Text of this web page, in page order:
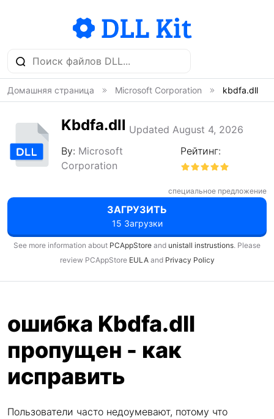
Домашняя страница Microsoft Corporation kbdfa.dll
Kbdfa.dll Updated August 4, 2026
By: Microsoft
Corporation
Рейтинг:
специальное предложение
ЗАГРУЗИТЬ
15 Загрузки
See more information about PCAppStore and unistall instrustions. Please
review PCAppStore EULAand Privacy Policy
ошибка Kbdfa.dll
пропущен - как
исправить
Пользователи часто недоумевают, потому что